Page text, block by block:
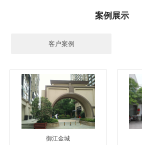
案例展示
客户案例
御江金城